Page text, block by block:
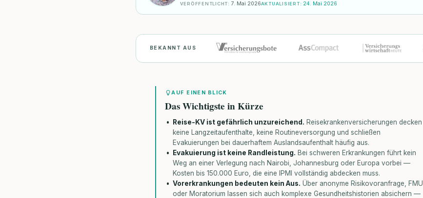
VERÖFFENTLICHT: 7. Mai 2026AKTUALISIERT: 24. Mai 2026
BEKANNT AUS
AUF EINEN BLICK
Das Wichtigste in Kürze
Reise-KV ist gefährlich unzureichend. Reisekrankenversicherungen decken
keine Langzeitaufenthalte, keine Routineversorgung und schließen
Evakuierungen bei dauerhaftem Auslandsaufenthalt häufig aus.
Evakuierung ist keine Randleistung. Bei schweren Erkrankungen führt kein
Weg an einer Verlegung nach Nairobi, Johannesburg oder Europa vorbei —
Kosten bis 150.000 Euro, die eine IPMI vollständig abdecken muss.
Vorerkrankungen bedeuten kein Aus. Über anonyme Risikovoranfrage, FMU
oder Moratorium lassen sich auch komplexe Gesundheitshistorien absichern —